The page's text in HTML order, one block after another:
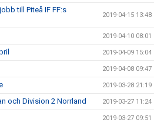
till Piteå IF FF:s
2019-04-15 13:48
2019-04-10 08:01
2019-04-09 15:04
2019-04-08 09:47
2019-03-28 21:19
och Division 2 Norrland 2019-03-27 11:24
2019-03-27 09:51